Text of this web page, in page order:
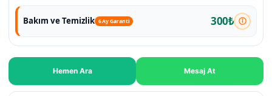
Bakım ve Temizlik 6 Ay Garanti 300₺
Hemen Ara Mesaj At